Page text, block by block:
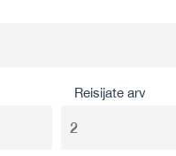
Reisijate arv